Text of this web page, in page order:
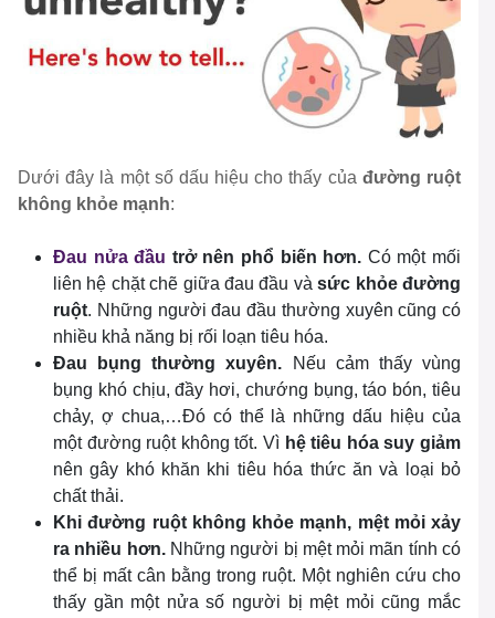
Dưới đây là một số dấu hiệu cho thấy của đường ruột
không khỏe mạnh:
Đau nửa đầu trở nên phổ biến hơn. Có một mối
liên hệ chặt chẽ giữa đau đầu vàsức khỏe đường
ruột. Những người đau đầu thường xuyên cũng có
nhiều khả năng bị rối loạn tiêu hóa.
Đau bụng thường xuyên.
Nếu cảm thấy vùng
bụng khó chịu, đầy hơi, chướng bụng, táo bón, tiêu
chảy, ợ chua,…Đó có thể là những dấu hiệu của
một đường ruột không tốt. Vì hệ tiêu hóa suy giảm
nên gây khó khăn khi tiêu hóa thức ăn và loại bỏ
chất thải.
Khi đường ruột không khỏe mạnh, mệt mỏi xảy
ra nhiều hơn. Những người bị mệt mỏi mãn tính có
thể bị mất cân bằng trong ruột. Một nghiên cứu cho
thấy gần một nửa số người bị mệt mỏi cũng mắc